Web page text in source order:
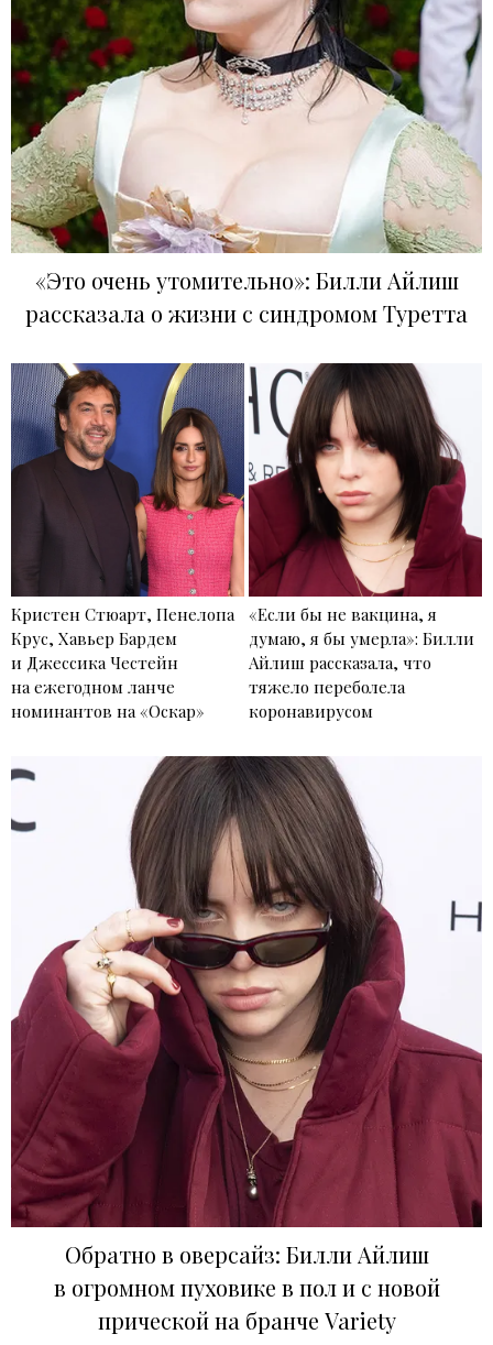
«Это очень утомительно»: Билли Айлиш
рассказала о жизни с синдромом Туретта
Кристен Стюарт, Пенелопа
Крус, Хавьер Бардем
и Джессика Честейн
на ежегодном ланче
номинантов на «Оскар»
«Если бы не вакцина, я
думаю, я бы умерла»: Билли
Айлиш рассказала, что
тяжело переболела
коронавирусом
Обратно в оверсайз: Билли Айлиш
в огромном пуховике в пол и с новой
прической на бранче Variety